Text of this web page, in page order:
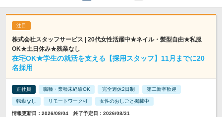
株式会社スタッフサービス | 20代女性活躍中★ネイル・髪型自由★私服
OK★土日休み★残業なし
在宅OK★学生の就活を支える【採用スタッフ】11月までに20
名採用
正社員 職種・業種未経験OK 完全週休2日制 第二新卒歓迎
転勤なし リモートワーク可 女性のおしごと掲載中
情報更新日：2026/08/04 終了予定日：2026/08/31